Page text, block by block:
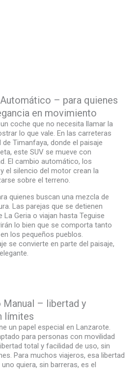
– para quienes
en movimiento
coche que no necesita llamar la
lo que vale. En las carreteras
de Timanfaya, donde el paisaje
este SUV se mueve con
El cambio automático, los
el silencio del motor crean la
sobre el terreno.
quienes buscan una mezcla de
Las parejas que se detienen
La Geria o viajan hasta Teguise
lo bien que se comporta tanto
los pequeños pueblos.
se convierte en parte del paisaje,
– libertad y
límites
un papel especial en Lanzarote.
para personas con movilidad
total y facilidad de uso, sin
Para muchos viajeros, esa libertad
quiera, sin barreras, es el